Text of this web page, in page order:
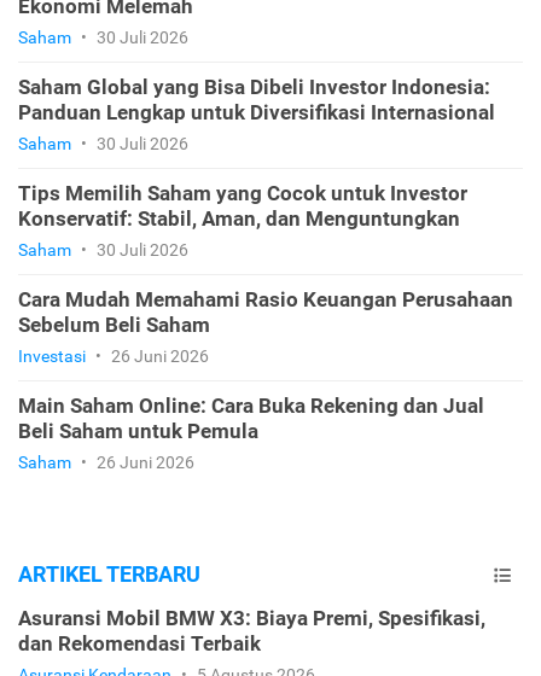
Ekonomi Melemah
Saham • 30 Juli 2026
Saham Global yang Bisa Dibeli Investor Indonesia:
Panduan Lengkap untuk Diversifikasi Internasional
Saham • 30 Juli 2026
Tips Memilih Saham yang Cocok untuk Investor
Konservatif: Stabil, Aman, dan Menguntungkan
Saham • 30 Juli 2026
Cara Mudah Memahami Rasio Keuangan Perusahaan
Sebelum Beli Saham
Investasi • 26 Juni 2026
Main Saham Online: Cara Buka Rekening dan Jual
Beli Saham untuk Pemula
Saham • 26 Juni 2026
ARTIKEL TERBARU
Asuransi Mobil BMW X3: Biaya Premi, Spesifikasi,
dan Rekomendasi Terbaik